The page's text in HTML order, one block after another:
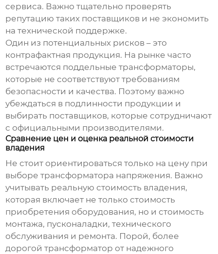
сервиса. Важно тщательно проверять
репутацию таких поставщиков и не экономить
на технической поддержке.
Один из потенциальных рисков – это
контрафактная продукция. На рынке часто
встречаются поддельные трансформаторы,
которые не соответствуют требованиям
безопасности и качества. Поэтому важно
убеждаться в подлинности продукции и
выбирать поставщиков, которые сотрудничают
с официальными производителями.
Сравнение цен и оценка реальной стоимости
владения
Не стоит ориентироваться только на цену при
выборетрансформатора напряжения. Важно
учитывать реальную стоимость владения,
которая включает не только стоимость
приобретения оборудования, но и стоимость
монтажа, пусконаладки, технического
обслуживания и ремонта. Порой, более
дорогой трансформатор от надежного